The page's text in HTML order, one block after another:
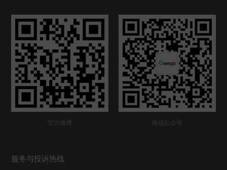
官方微博 微信公众号
服务与投诉热线